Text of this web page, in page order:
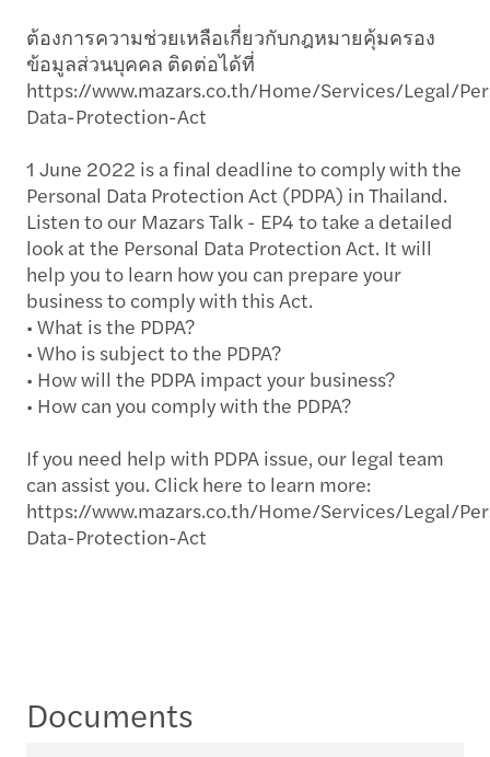
ต้องการความช่วยเหลือเกี่ยวกับกฎหมายคุ้มครอง
ข้อมูลส่วนบุคคล ติดต่อได้ที่
https://www.mazars.co.th/Home/Services/Legal/
Data-Protection-Act
1 June 2022 is a final deadline to comply with the
Personal Data Protection Act (PDPA) in Thailand.
Listen to our Mazars Talk - EP4 to take a detailed
look at the Personal Data Protection Act. It will
help you to learn how you can prepare your
business to comply with this Act.
• What is the PDPA?
• Who is subject to the PDPA?
• How will the PDPA impact your business?
• How can you comply with the PDPA?
If you need help with PDPA issue, our legal team
can assist you. Click here to learn more:
https://www.mazars.co.th/Home/Services/Legal/
Data-Protection-Act
Documents